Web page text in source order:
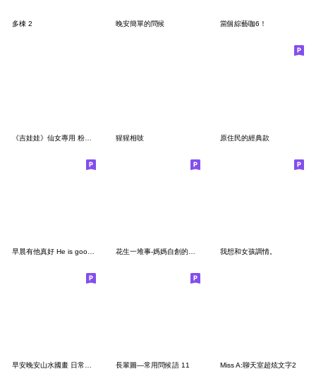
多棟 2 晚安簡單的問候 當個綜藝咖6！
猩猩相吱 原住民的經典款
我想和女孩調情。
早安晚安山水國畫 日常實用問候大人貼圖01 長輩圖—常用問候語 11 Miss A:聊天室超炫文字2